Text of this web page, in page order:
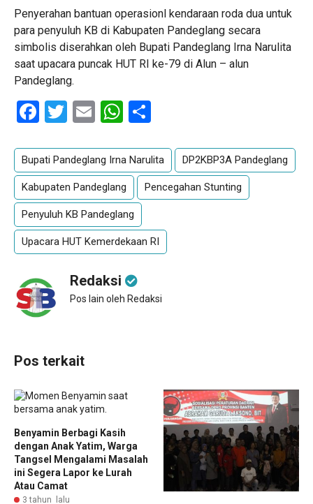
Penyerahan bantuan operasionl kendaraan roda dua untuk
para penyuluh KB di Kabupaten Pandeglang secara
simbolis diserahkan oleh Bupati Pandeglang Irna Narulita
saat upacara puncak HUT RI ke-79 di Alun – alun
Pandeglang.
Facebook
Twitter
EmailWhatsApp
Bupati Pandeglang Irna Narulita DP2KBP3A Pandeglang
Kabupaten Pandeglang Pencegahan Stunting
Penyuluh KB Pandeglang
Upacara HUT Kemerdekaan RI
Redaksi
Pos lain oleh Redaksi
Pos terkait
Benyamin Berbagi Kasih
dengan Anak Yatim, Warga
Tangsel Mengalami Masalah
ini Segera Lapor ke Lurah
Atau Camat
3 tahun lalu